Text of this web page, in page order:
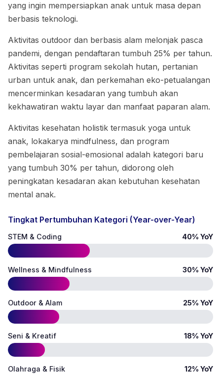
yang ingin mempersiapkan anak untuk masa depan
berbasis teknologi.
Aktivitas outdoor dan berbasis alam melonjak pasca
pandemi, dengan pendaftaran tumbuh 25% per tahun.
Aktivitas seperti program sekolah hutan, pertanian
urban untuk anak, dan perkemahan eko-petualangan
mencerminkan kesadaran yang tumbuh akan
kekhawatiran waktu layar dan manfaat paparan alam.
Aktivitas kesehatan holistik termasuk yoga untuk
anak, lokakarya mindfulness, dan program
pembelajaran sosial-emosional adalah kategori baru
yang tumbuh 30% per tahun, didorong oleh
peningkatan kesadaran akan kebutuhan kesehatan
mental anak.
Tingkat Pertumbuhan Kategori (Year-over-Year)
STEM & Coding 40% YoY
Wellness & Mindfulness 30% YoY
Outdoor & Alam 25% YoY
Seni & Kreatif 18% YoY
Olahraga & Fisik 12% YoY